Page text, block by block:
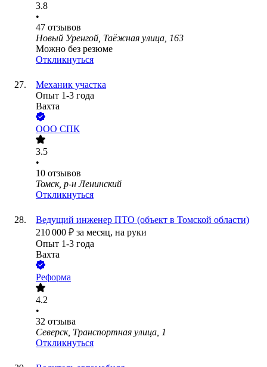
3.8
•
47 отзывов
Новый Уренгой, Таёжная улица, 163
Можно без резюме
Откликнуться
Механик участка
Опыт 1-3 года
Вахта
ООО СПК
3.5
•
10 отзывов
Томск, р-н Ленинский
Откликнуться
Ведущий инженер ПТО (объект в Томской области)
210 000 ₽ за месяц, на руки
Опыт 1-3 года
Вахта
Реформа
4.2
•
32 отзыва
Северск, Транспортная улица, 1
Откликнуться